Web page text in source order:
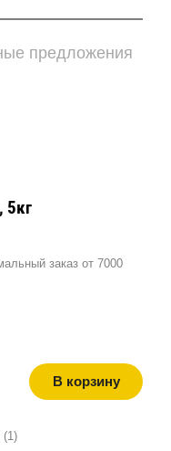
предложения
5кг
заказ от 7000
В корзину
(1)